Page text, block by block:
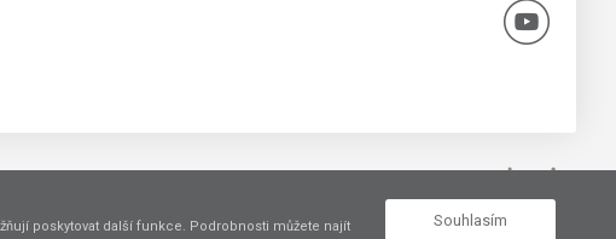
poskytovat další funkce. Podrobnosti můžete najít Souhlasím